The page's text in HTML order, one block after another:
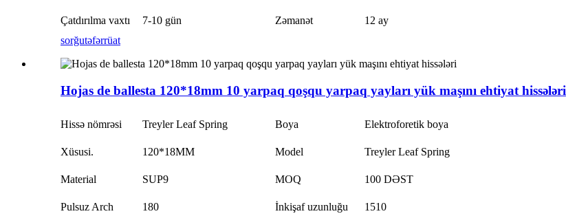
Çatdırılma vaxtı 7-10 gün Zəmanət
12 ay
sorğutəfərrüat
Hojas de ballesta 120*18mm 10 yarpaq qoşqu yarpaq yayları yük maşını ehtiyat hissələri
Hissə nömrəsi Treyler Leaf Spring Boya Elektroforetik boya
Xüsusi. 120*18MM Model Treyler Leaf Spring
Material SUP9 MOQ 100 DƏST
Pulsuz Arch 180 İnkişaf uzunluğu 1510